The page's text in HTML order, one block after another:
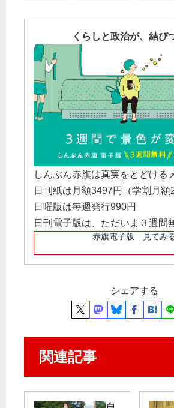
くらしと政治が、結び
しんぶん赤旗は真実をとどける
日刊紙は月額3497円（学割月額
日曜版は毎週発行990円
日刊電子版は、ただいま３週間
赤旗電子版 見てみ
シェアする
関連記事